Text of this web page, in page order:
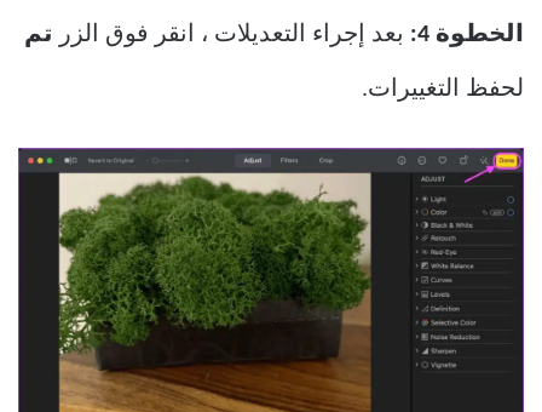
الخطوة 4: بعد إجراء التعديلات ، انقر فوق الزر تم
لحفظ التغييرات.